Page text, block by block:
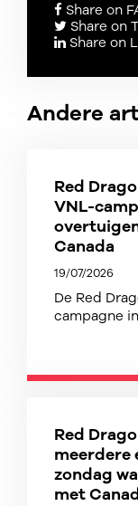
Share on
Share on
Share on
Andere
Red
VNL-
Canada
19/07/2026
De Red
campagne
Red
meerdere
zondag
met